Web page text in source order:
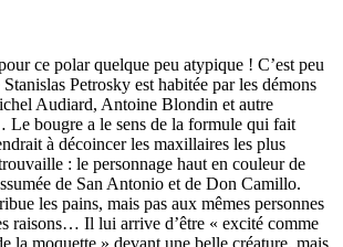
ce polar quelque peu atypique ! C’est peu
Petrosky est habitée par les démons
Audiard, Antoine Blondin et autre
bougre a le sens de la formule qui fait
à décoincer les maxillaires les plus
: le personnage haut en couleur de
de San Antonio et de Don Camillo.
les pains, mais pas aux mêmes personnes
raisons… Il lui arrive d’être « excité comme
la moquette » devant une belle créature, mais